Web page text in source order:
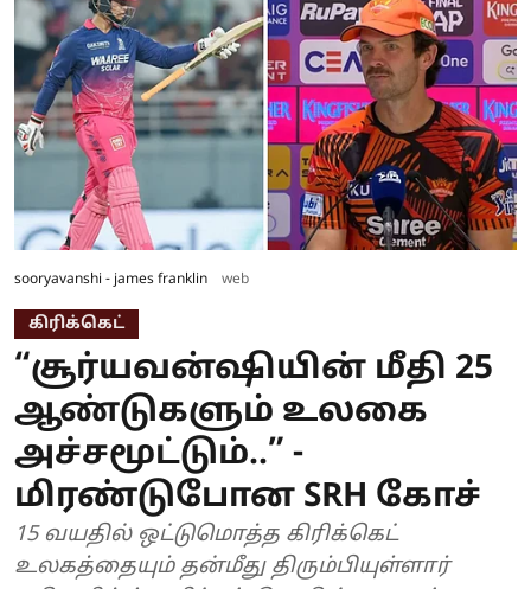
sooryavanshi - james franklin web
கிரிக்கெட்
“சூர்யவன்ஷியின் மீதி 25
ஆண்டுகளும் உலகை
அச்சமூட்டும்..” -
மிரண்டுபோன SRH கோச்
15 வயதில் ஒட்டுமொத்த கிரிக்கெட்
உலகத்தையும் தன்மீது திரும்பியுள்ளார்